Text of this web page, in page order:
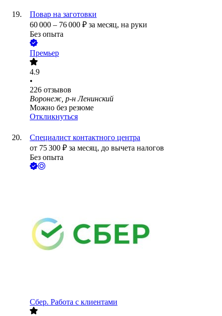
Повар на заготовки
60 000 – 76 000 ₽ за месяц, на руки
Без опыта
Премьер
4.9
•
226 отзывов
Воронеж, р-н Ленинский
Можно без резюме
Откликнуться
Специалист контактного центра
от 75 300 ₽ за месяц, до вычета налогов
Без опыта
Сбер. Работа с клиентами